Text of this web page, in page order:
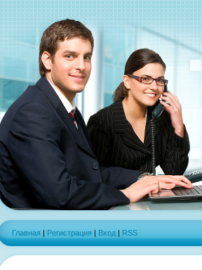
Главная | Регистрация | Вход | RSS